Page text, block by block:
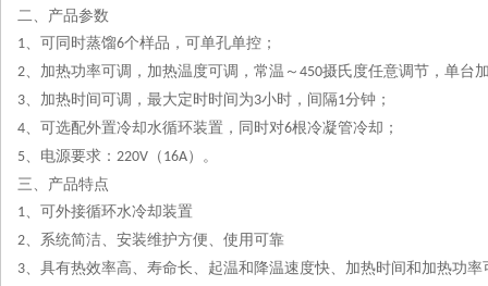
二、产品参数
1、可同时蒸馏6个样品，可单孔单控 ；
2、加热功率可调，加热温度可调，常温～ 450摄氏度任意调节，单台
3、加热时间可调，最大定时时间为3小时，间隔1分钟 ；
4、可选配外置冷却水循环装置，同时对6根冷凝管冷却 ；
5、电源要求： 220V （ 16A）。
三、产品特点
1、可外接循环水冷却装置
2、系统简洁、安装维护方便、使用可靠
3、具有热效率高、寿命长、起温和降温速度快、加热时间和加热功率